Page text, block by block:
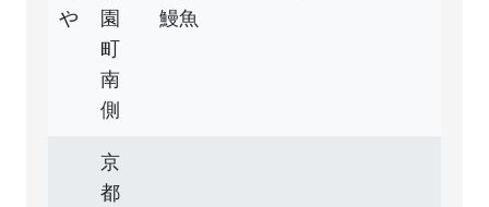
や
園
町
南
側
鰻魚
京
都